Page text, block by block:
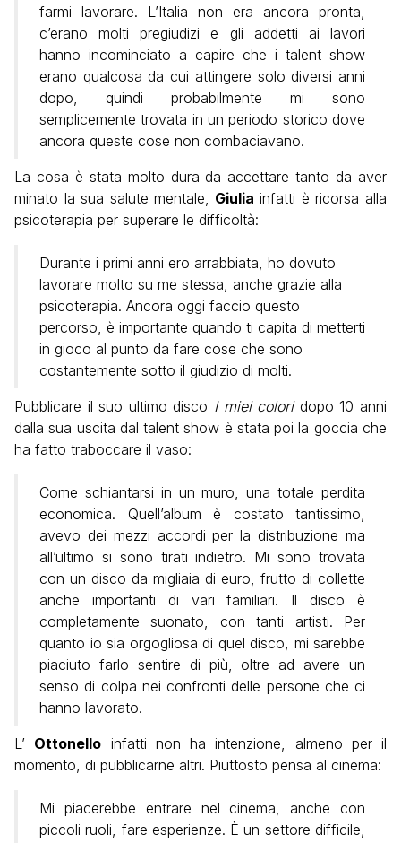
farmi lavorare. L’Italia non era ancora pronta,
c’erano molti pregiudizi e gli addetti ai lavori
hanno incominciato a capire che i talent show
erano qualcosa da cui attingere solo diversi anni
dopo, quindi probabilmente mi sono
semplicemente trovata in un periodo storico dove
ancora queste cose non combaciavano.
La cosa è stata molto dura da accettare tanto da aver
minato la sua salute mentale,
Giulia infatti è ricorsa alla
psicoterapia per superare le difficoltà:
Durante i primi anni ero arrabbiata, ho dovuto
lavorare molto su me stessa, anche grazie alla
psicoterapia. Ancora oggi faccio questo
percorso, è importante quando ti capita di metterti
in gioco al punto da fare cose che sono
costantemente sotto il giudizio di molti.
Pubblicare il suo ultimo disco I miei colori dopo 10 anni
dalla sua uscita dal talent show è stata poi la goccia che
ha fatto traboccare il vaso:
Come schiantarsi in un muro, una totale perdita
economica. Quell’album è costato tantissimo,
avevo dei mezzi accordi per la distribuzione ma
all’ultimo si sono tirati indietro. Mi sono trovata
con un disco da migliaia di euro, frutto di collette
anche importanti di vari familiari. Il disco è
completamente suonato, con tanti artisti. Per
quanto io sia orgogliosa di quel disco, mi sarebbe
piaciuto farlo sentire di più, oltre ad avere un
senso di colpa nei confronti delle persone che ci
hanno lavorato.
L’ Ottonello infatti non ha intenzione, almeno per il
momento, di pubblicarne altri. Piuttosto pensa al cinema:
Mi piacerebbe entrare nel cinema, anche con
piccoli ruoli, fare esperienze. È un settore difficile,